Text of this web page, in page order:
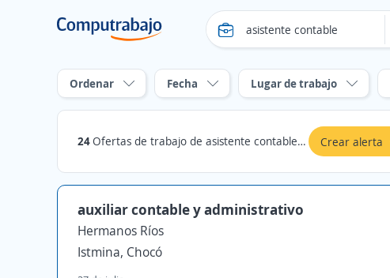
Ordenar Fecha Lugar de trabajo
24Ofertas de trabajo de asistente contable en Chocó Crear alerta
auxiliar contable y administrativo
Hermanos Ríos
Istmina, Chocó